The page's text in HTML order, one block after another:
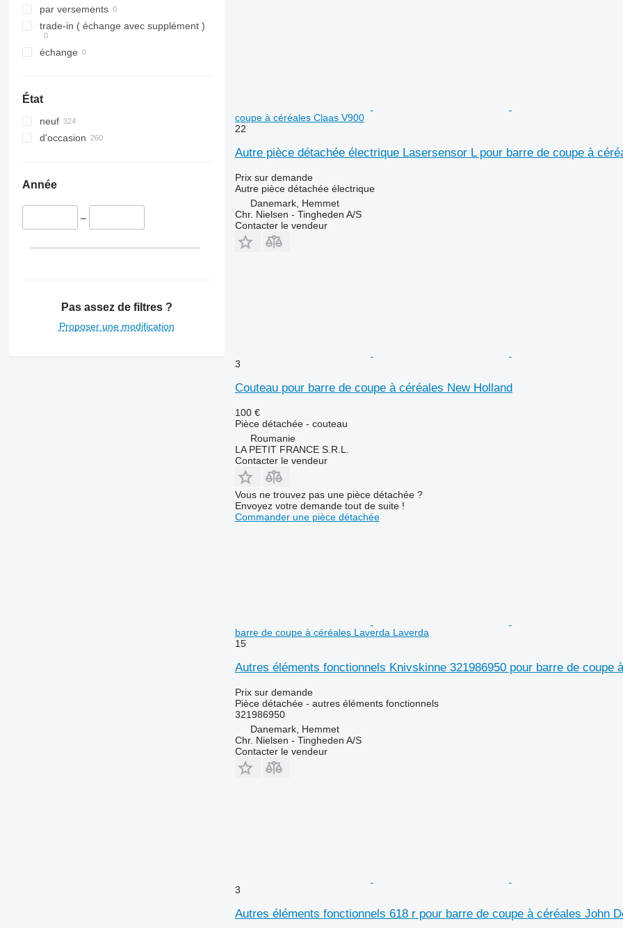
par versements
trade-in ( échange avec supplément )
échange
État
neuf
d'occasion
Année
–
Pas assez de filtres ?
Proposer une modification
coupe à céréales Claas V900
22
Autre pièce détachée électrique Lasersensor L pour barre de coupe à
Prix sur demande
Autre pièce détachée électrique
Danemark, Hemmet
Chr. Nielsen - Tingheden A/S
Contacter le vendeur
3
Couteau pour barre de coupe à céréales New Holland
100 €
Pièce détachée - couteau
Roumanie
LA PETIT FRANCE S.R.L.
Contacter le vendeur
Vous ne trouvez pas une pièce détachée ?
Envoyez votre demande tout de suite !
Commander une pièce détachée
barre de coupe à céréales Laverda Laverda
15
Autres éléments fonctionnels Knivskinne 321986950 pour barre de coupe
Prix sur demande
Pièce détachée - autres éléments fonctionnels
321986950
Danemark, Hemmet
Chr. Nielsen - Tingheden A/S
Contacter le vendeur
3
Autres éléments fonctionnels 618 r pour barre de coupe à céréales John